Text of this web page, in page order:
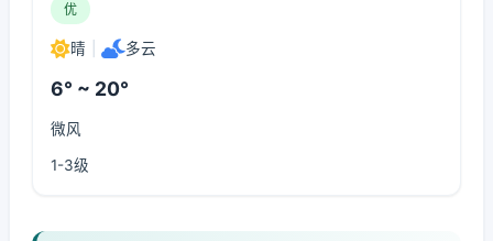
优
晴 多云
6° ~ 20°
微风
1-3级